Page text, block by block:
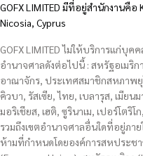
GOFX LIMITED มีที่อยู่สำนักงานคื
Nicosia, Cyprus
GOFX LIMITED ไม่ให้บริการแก่
อำนาจศาลดังต่อไปนี้ : สหรัฐอเมริ
อาณาจักร, ประเทศสมาชิกสหภาพยุ
คิวบา, รัสเซีย, ไทย, เบลารุส, เมียน
มอริเชียส, เฮติ, ซูรินาเม, เปอร์โตริ
รวมถึงเขตอำนาจศาลอื่นใดที่อยู่ภา
ห้ามที่กำหนดโดยองค์การสหประช